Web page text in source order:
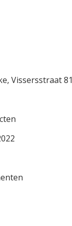
Vissersstraat 81